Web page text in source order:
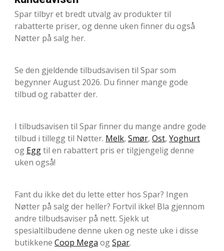
Spar tilbyr et bredt utvalg av produkter til
rabatterte priser, og denne uken finner du også
Nøtter på salg her.
Se den gjeldende tilbudsavisen til Spar som
begynner August 2026. Du finner mange gode
tilbud og rabatter der.
I tilbudsavisen til Spar finner du mange andre gode
tilbud i tillegg til Nøtter. Melk, Smør, Ost, Yoghurt
og Eggtil en rabattert pris er tilgjengelig denne
uken også!
Fant du ikke det du lette etter hos Spar? Ingen
Nøtter på salg der heller? Fortvil ikke! Bla gjennom
andre tilbudsaviser på nett. Sjekk ut
spesialtilbudene denne uken og neste uke i disse
butikkene Coop Mega ogSpar.